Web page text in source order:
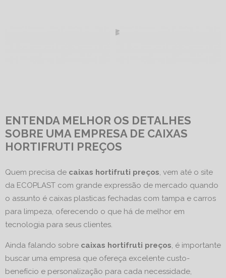
ENTENDA MELHOR OS DETALHES
SOBRE UMA EMPRESA DE CAIXAS
HORTIFRUTI PREÇOS
Quem precisa de caixas hortifruti preços, vem até o site
da ECOPLAST com grande expressão de mercado quando
o assunto é caixas plasticas fechadas com tampa e carros
para limpeza, oferecendo o que há de melhor em
tecnologia para seus clientes.
Ainda falando sobre caixas hortifruti preços, é importante
buscar uma empresa que ofereça excelente custo-
benefício e personalização para cada necessidade,